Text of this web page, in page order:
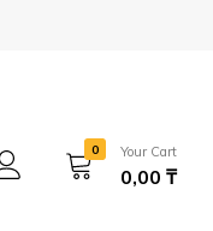
0 Your Cart
0,00 ₸